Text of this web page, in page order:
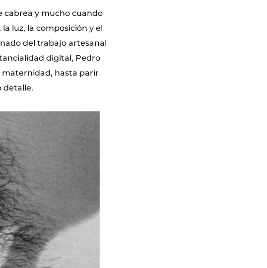
cabrea y mucho cuando
luz, la composición y el
del trabajo artesanal
digital, Pedro
maternidad, hasta parir
detalle.